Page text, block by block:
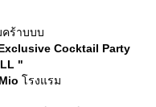
ร้าบบบ
Cocktail Party
"
รงแรม